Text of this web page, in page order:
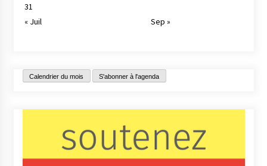
31
« Juil
Sep »
Calendrier du mois S'abonner à l'agenda